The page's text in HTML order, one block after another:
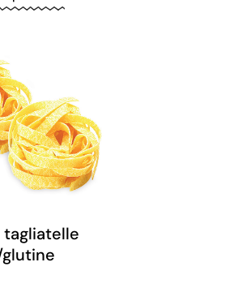
tagliatelle